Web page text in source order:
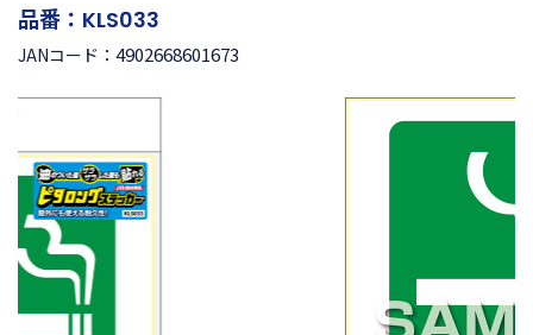
品番： KLS033
JANコード： 4902668601673